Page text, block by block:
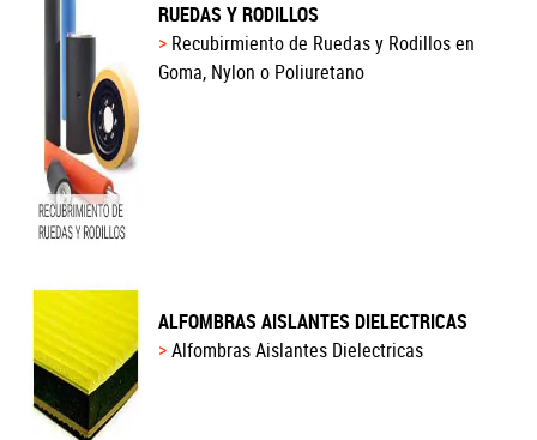
RUEDAS Y RODILLOS
Recubirmiento de Ruedas y Rodillos en
Goma, Nylon o Poliuretano
ALFOMBRAS AISLANTES DIELECTRICAS
Alfombras Aislantes Dielectricas